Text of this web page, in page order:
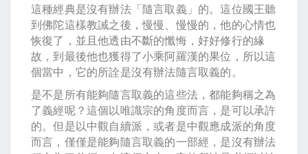
這種經典是沒有辦法「隨言取義」的。這位國王聽
到佛陀這樣教誡之後，慢慢、慢慢的，他的心情也
恢復了，並且他透由不斷的懺悔，好好修行的緣
故，到最後他也獲得了小乘阿羅漢的果位，所以這
個當中，它的所詮是沒有辦法隨言取義的。
是不是所有能夠隨言取義的這些法，都能夠稱之為
了義經呢？這個以唯識宗的角度而言，是可以承許
的。但是以中觀自續派，或者是中觀應成派的角度
而言，僅僅是能夠隨言取義的一部經，是沒有辦法